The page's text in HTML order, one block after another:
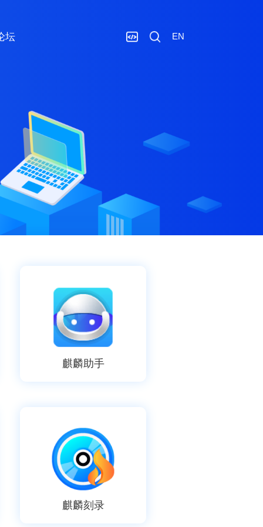
坛 EN
麒麟助手
麒麟刻录